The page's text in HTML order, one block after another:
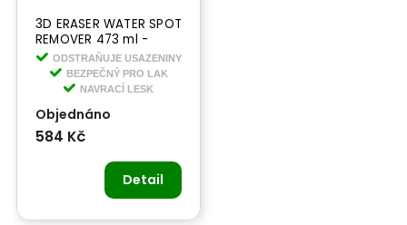
3D ERASER WATER SPOT
REMOVER 473 ml -
odstraňovač skvrn od
tvrdé vody
ODSTRAŇUJE USAZENINY
BEZPEČNÝ PRO LAK
NAVRACÍ LESK
Objednáno
584 Kč
Detail